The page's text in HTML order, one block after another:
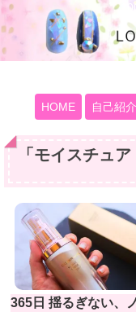
HOME 自己紹介
「 モイスチュ
365日 揺るぎない、